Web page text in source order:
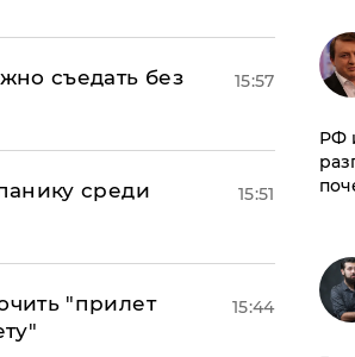
съедать без
15:57
среди
15:51
"прилет
15:44
РФ